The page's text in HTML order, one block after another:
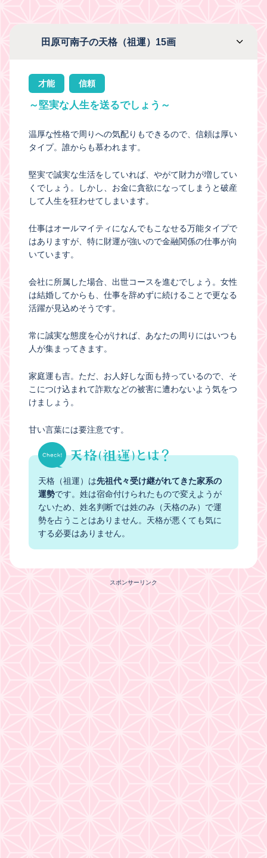
田原可南子の天格（祖運）15画
才能 信頼
～堅実な人生を送るでしょう～
温厚な性格で周りへの気配りもできるので、信頼は厚い
タイプ。誰からも慕われます。
堅実で誠実な生活をしていれば、やがて財力が増してい
くでしょう。しかし、お金に貪欲になってしまうと破産
して人生を狂わせてしまいます。
仕事はオールマイティになんでもこなせる万能タイプで
はありますが、特に財運が強いので金融関係の仕事が向
いています。
会社に所属した場合、出世コースを進むでしょう。女性
は結婚してからも、仕事を辞めずに続けることで更なる
活躍が見込めそうです。
常に誠実な態度を心がければ、あなたの周りにはいつも
人が集まってきます。
家庭運も吉。ただ、お人好しな面も持っているので、そ
こにつけ込まれて詐欺などの被害に遭わないよう気をつ
けましょう。
甘い言葉には要注意です。
天格（祖運）は先祖代々受け継がれてきた家系の
運勢です。姓は宿命付けられたもので変えようが
ないため、姓名判断では姓のみ（天格のみ）で運
勢を占うことはありません。天格が悪くても気に
する必要はありません。
スポンサーリンク